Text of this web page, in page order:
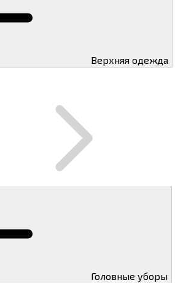
Верхняя одежда
Головные уборы